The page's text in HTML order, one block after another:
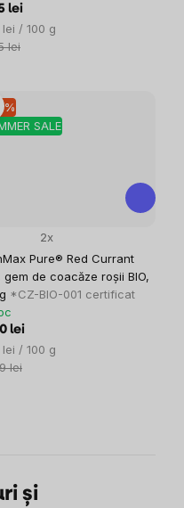
lei
/ 100 g
lei
SALE
%
Pure® Red Currant
gem de coacăze roșii BIO,
*CZ-BIO-001 certificat
2x
lei
/ 100 g
lei
și